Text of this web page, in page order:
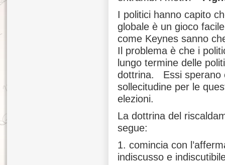
I politici hanno capito
globale è un gioco
come Keynes sanno
Il problema è che i
lungo termine delle
dottrina. Essi sperano
sollecitudine per le
elezioni.
La dottrina del
segue:
1. comincia con
indiscusso e